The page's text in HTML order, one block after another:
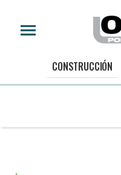
CONSTRUCCIÓN